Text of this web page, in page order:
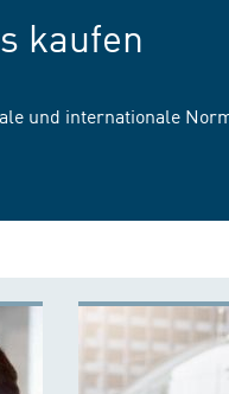
kaufen
und internationale